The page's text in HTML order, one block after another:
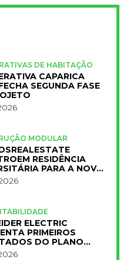
DE HABITAÇÃO
CAPARICA
SEGUNDA FASE
MODULAR
RESIDÊNCIA
PARA A NOVA
ELECTRIC
PRIMEIROS
DO PLANO
2030